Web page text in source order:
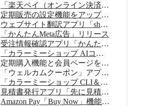
「楽天ペイ（オンライン決済）」申込受付再開
定期販売の設定機能をアップデート
ウェブサイト翻訳アプリ「shutto翻訳」リリース
「かんたんMeta広告」リリース
受注情報確認アプリ「かんたん顧客対応」リリース
「カラーミーショップ AIコネクター」リリース
定期購入機能と会員ページをアップデート
「ウェルカムクーポン」アプリをアップデート
「カラーミーショップ CLI＆Skills」をリリース
見積書発行アプリ「先に見積くだサイ for カラーミーショップ」リリース
Amazon Pay「Buy Now」機能をアップデート